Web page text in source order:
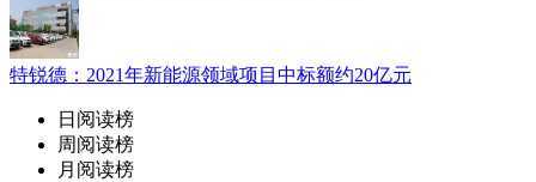
特锐德：2021年新能源领域项目中标额约20亿元
日阅读榜
周阅读榜
月阅读榜